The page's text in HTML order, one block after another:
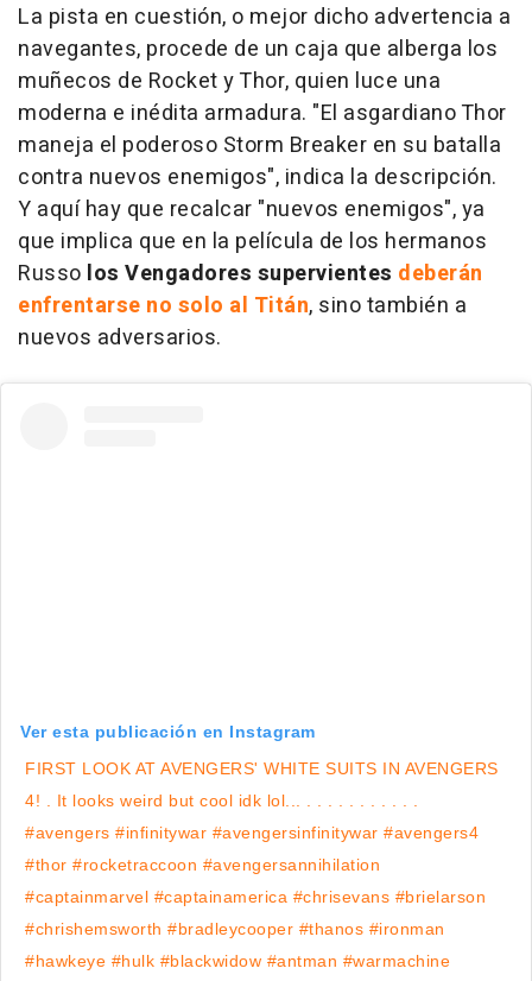
La pista en cuestión, o mejor dicho advertencia a
navegantes, procede de un caja que alberga los
muñecos de Rocket y Thor, quien luce una
moderna e inédita armadura. "El asgardiano Thor
maneja el poderoso Storm Breaker en su batalla
contra nuevos enemigos", indica la descripción.
Y aquí hay que recalcar "nuevos enemigos", ya
que implica que en la película de los hermanos
Russo los Vengadores supervientes deberán
enfrentarse no solo al Titán, sino también a
nuevos adversarios.
Ver esta publicación en Instagram
FIRST LOOK AT AVENGERS' WHITE SUITS IN AVENGERS
4! . It looks weird but cool idk lol... . . . . . . . . . . .
#avengers #infinitywar #avengersinfinitywar #avengers4
#thor #rocketraccoon #avengersannihilation
#captainmarvel #captainamerica #chrisevans #brielarson
#chrishemsworth #bradleycooper #thanos #ironman
#hawkeye #hulk #blackwidow #antman #warmachine